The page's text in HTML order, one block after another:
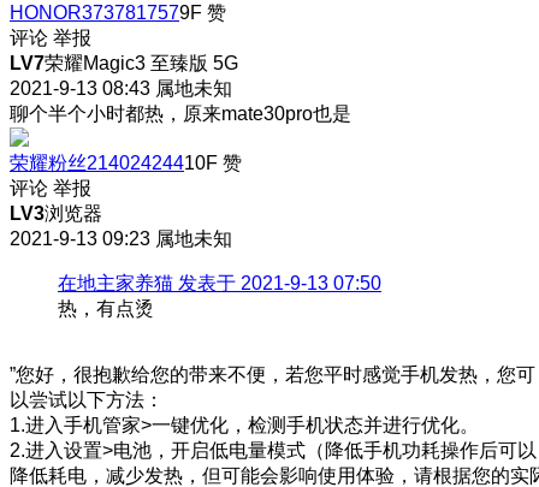
HONOR3737817579F 赞
评论 举报
LV7荣耀Magic3 至臻版 5G
2021-9-13 08:43 属地未知
聊个半个小时都热，原来mate30pro也是
荣耀粉丝21402424410F 赞
评论 举报
LV3浏览器
2021-9-13 09:23 属地未知
在地主家养猫 发表于 2021-9-13 07:50
热，有点烫
”您好，很抱歉给您的带来不便，若您平时感觉手机发热，您可
以尝试以下方法：
1.进入手机管家>一键优化，检测手机状态并进行优化。
2.进入设置>电池，开启低电量模式（降低手机功耗操作后可以
降低耗电，减少发热，但可能会影响使用体验，请根据您的实